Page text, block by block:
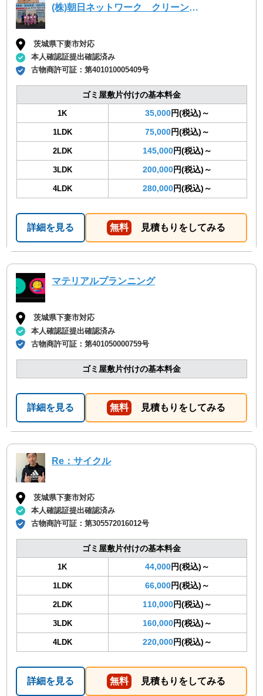
(株)朝日ネットワーク クリーン事業部
茨城県下妻市対応
本人確認証提出確認済み
古物商許可証：第401010005409号
ゴミ屋敷片付けの基本料金
1K 35,000円(税込)～
1LDK 75,000円(税込)～
2LDK 145,000円(税込)～
3LDK 200,000円(税込)～
4LDK 280,000円(税込)～
詳細を見る 無料 見積もりをしてみる
マテリアルプランニング
茨城県下妻市対応
本人確認証提出確認済み
古物商許可証：第401050000759号
ゴミ屋敷片付けの基本料金
詳細を見る 無料 見積もりをしてみる
Re：サイクル
茨城県下妻市対応
本人確認証提出確認済み
古物商許可証：第305572016012号
ゴミ屋敷片付けの基本料金
1K 44,000円(税込)～
1LDK 66,000円(税込)～
2LDK 110,000円(税込)～
3LDK 160,000円(税込)～
4LDK 220,000円(税込)～
詳細を見る 無料 見積もりをしてみる